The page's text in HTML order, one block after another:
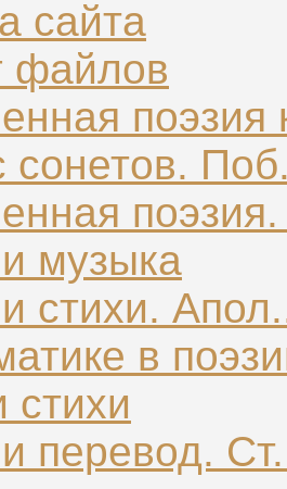
сайта
файлов
поэзия
сонетов.
музыка
стихи.
в
стихи
перевод.